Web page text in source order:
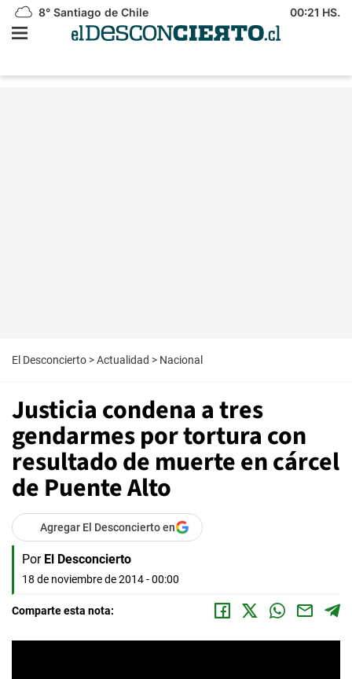
8° Santiago de Chile 00:21 HS.
El Desconcierto >Actualidad > Nacional
Justicia condena a tres
gendarmes por tortura con
resultado de muerte en cárcel
de Puente Alto
Agregar El Desconcierto en
Por El Desconcierto
18 de noviembre de 2014 - 00:00
Comparte esta nota: